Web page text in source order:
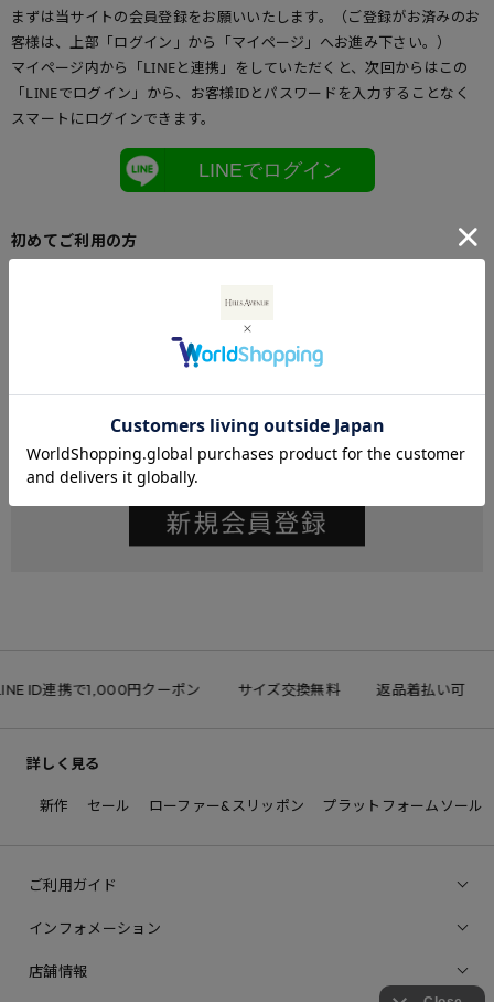
まずは当サイトの会員登録をお願いいたします。（ご登録がお済みのお
客様は、上部「ログイン」から「マイページ」へお進み下さい。）
マイページ内から「LINEと連携」をしていただくと、次回からはこの
「LINEでログイン」から、お客様IDとパスワードを入力することなく
スマートにログインできます。
LINEでログイン
初めてご利用の方
メールアドレスとパスワードを登録しておくと便利にお買い物ができる
ID連携で1,000円クーポン サイズ交換無料 返品着払い可
詳しく見る
新作 セール ローファー&スリッポン プラットフォームソール
ご利用ガイド
インフォメーション
店舗情報